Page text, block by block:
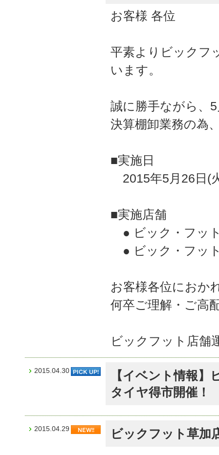
お客様 各位
平素よりビックフ
います。
誠に勝手ながら、
決算棚卸業務の為
■実施日
2015年5月26日(
■実施店舗
● ビック・フッ
● ビック・フッ
お客様各位におか
何卒ご理解・ご高
ビックフット店舗
2015.04.30
【イベント情報
タイヤ得市開催！
2015.04.29 ビックフット草加